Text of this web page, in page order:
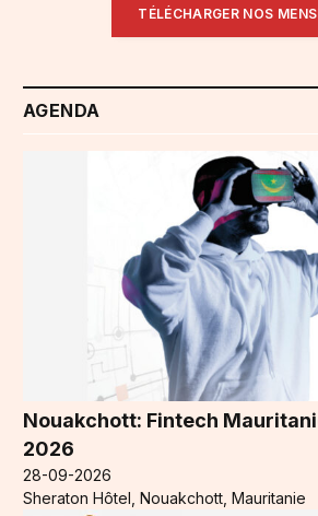
TÉLÉCHARGER NOS
AGENDA
Nouakchott: Fintech
2026
28-09-2026
Sheraton Hôtel, Nouakchott, Mauritanie